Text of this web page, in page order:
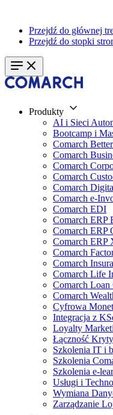
Przejdź do głównej
Przejdź do stopki
Produkty
AI i Sieci
Bootcamp i
Comarch
Comarch
Comarch
Comarch
Comarch
Comarch e-
Comarch EDI
Comarch ERP
Comarch ERP
Comarch ERP
Comarch
Comarch
Comarch Life
Comarch Loan
Comarch
Cyfrowa
Integracja z
Loyalty
Łączność
Szkolenia IT i
Szkolenia
Szkolenia e-
Usługi i
Wymiana
Zarządzanie